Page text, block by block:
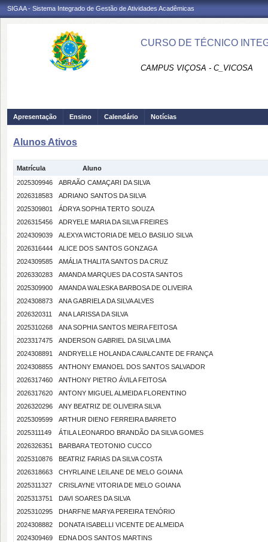
SIGAA - Sistema Integrado de Gestão de Atividades Acadêmicas
CURSO DE TÉCNICO
CAMPUS VIÇOSA - C_VICOSA
Apresentação Ensino Calendário Notícias
Alunos Ativos
Matrícula
Aluno
2025309946
ABRAÃO CAMAÇARI DA SILVA
2026318583
ADRIANO SANTOS DA SILVA
2025309801
ÁDRYA SOPHIA TERTO SOUZA
2026315456
ADRYELE MARIA DA SILVA FREIRES
2024309039
ALEXYA WICTORIA DE MELO BASILIO SILVA
2026316444
ALICE DOS SANTOS GONZAGA
2024309585
AMÁLIA THALITA SANTOS DA CRUZ
2026330283
AMANDA MARQUES DA COSTA SANTOS
2025309900
AMANDA WALESKA BARBOSA DE OLIVEIRA
2024308873
ANA GABRIELA DA SILVA ALVES
2026320311
ANA LARISSA DA SILVA
2025310268
ANA SOPHIA SANTOS MEIRA FEITOSA
2023317475
ANDERSON GABRIEL DA SILVA LIMA
2024308891
ANDRYELLE HOLANDA CAVALCANTE DE FRANÇA
2024308855
ANTHONY EMANOEL DOS SANTOS SALVADOR
2026317460
ANTHONY PIETRO ÁVILA FEITOSA
2026317620
ANTONY MIGUEL ALMEIDA FLORENTINO
2026320296
ANY BEATRIZ DE OLIVEIRA SILVA
2025309599
ARTHUR DIENO FERREIRA BARRETO
2025311149
ÁTILA LEONARDO BRANDÃO DA SILVA GOMES
2026326351
BARBARA TEOTONIO CUCCO
2025310876
BEATRIZ FARIAS DA SILVA COSTA
2026318663
CHYRLAINE LEILANE DE MELO GOIANA
2025311327
CRISLAYNE VITORIA DE MELO GOIANA
2025313751
DAVI SOARES DA SILVA
2025310295
DHARFNE MARYA PEREIRA TENÓRIO
2024308882
DONATA ISABELLI VICENTE DE ALMEIDA
2024309469
EDNA DOS SANTOS MARTINS